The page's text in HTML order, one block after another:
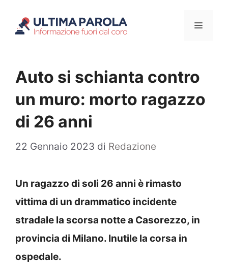
Menu
Auto si schianta contro
un muro: morto ragazzo
di 26 anni
22 Gennaio 2023 di Redazione
Un ragazzo di soli 26 anni è rimasto
vittima di un drammatico incidente
stradale la scorsa notte a Casorezzo, in
provincia di Milano. Inutile la corsa in
ospedale.